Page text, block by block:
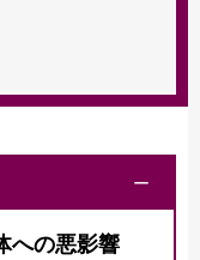
ー
への悪影響